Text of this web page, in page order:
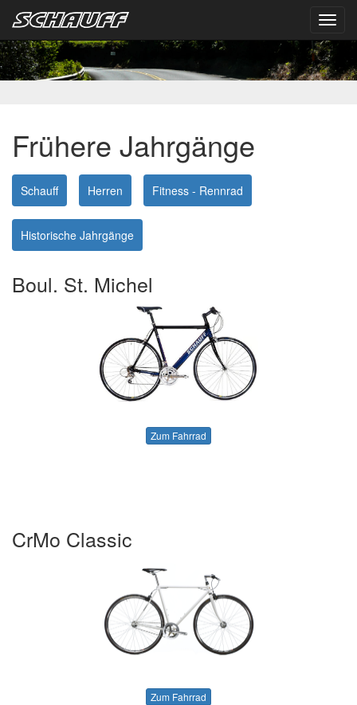
Frühere Jahrgänge
Schauff Herren Fitness - Rennrad
Historische Jahrgänge
Boul. St. Michel
Zum Fahrrad
CrMo Classic
Zum Fahrrad